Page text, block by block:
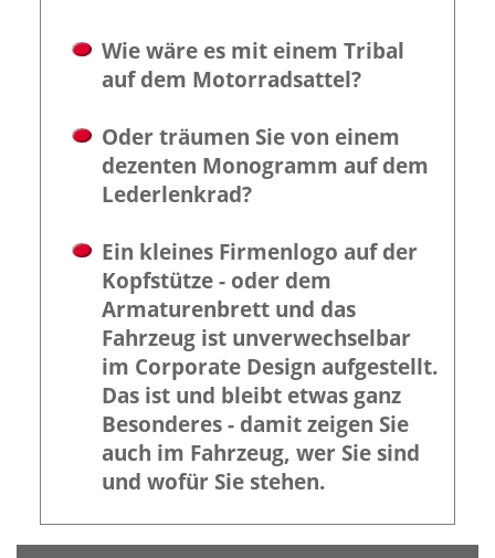
Wie wäre es mit einem Tribal
auf dem Motorradsattel?
Oder träumen Sie von einem
dezenten Monogramm auf dem
Lederlenkrad?
Ein kleines Firmenlogo auf der
Kopfstütze - oder dem
Armaturenbrett und das
Fahrzeug ist unverwechselbar
im Corporate Design aufgestellt.
Das ist und bleibt etwas ganz
Besonderes - damit zeigen Sie
auch im Fahrzeug, wer Sie sind
und wofür Sie stehen.